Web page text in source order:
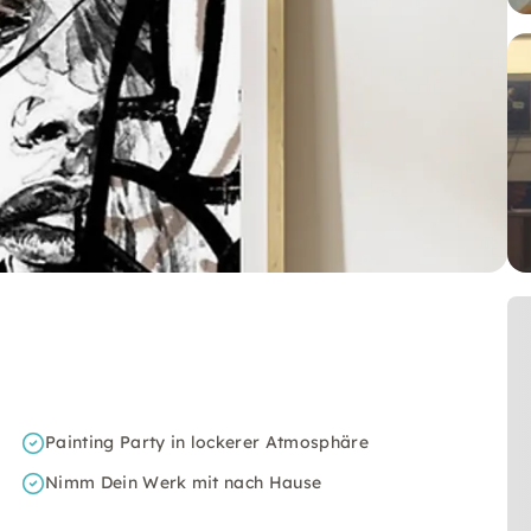
Painting Party in lockerer Atmosphäre
Nimm Dein Werk mit nach Hause